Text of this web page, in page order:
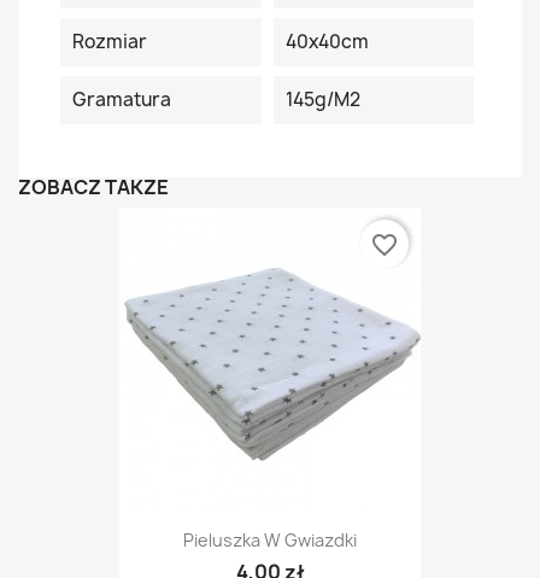
Rozmiar 40x40cm
Gramatura 145g/m2
ZOBACZ TAKŻE
Pieluszka W Gwiazdki
4,00 zł
favorite_border